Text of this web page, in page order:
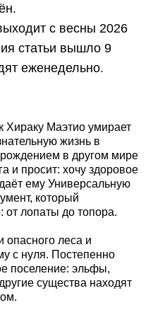
с весны 2026
статьи вышло 9
еженедельно.
Маэтио умирает
жизнь в
в другом мире
и просит: хочу здоровое
ему Универсальную
который
от лопаты до топора.
опасного леса и
с нуля. Постепенно
поселение: эльфы,
существа находят